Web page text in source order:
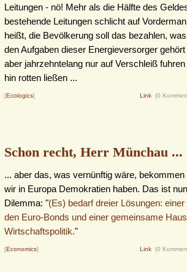
Leitungen - nö! Mehr als die Hälfte des
bestehende Leitungen schlicht auf
heißt, die Bevölkerung soll das bezahlen,
den Aufgaben dieser Energieversorger
aber jahrzehntelang nur auf Verschleiß
hin rotten ließen ...
[Ecologics] Link (0
Schon recht, Herr Münchau ...
... aber das, was vernünftig wäre,
wir in Europa Demokratien haben. Das ist
Dilemma: "(Es) bedarf dreier Lösungen:
den Euro-Bonds und einer gemeinsame
Wirtschaftspolitik."
[Economics] Link (0